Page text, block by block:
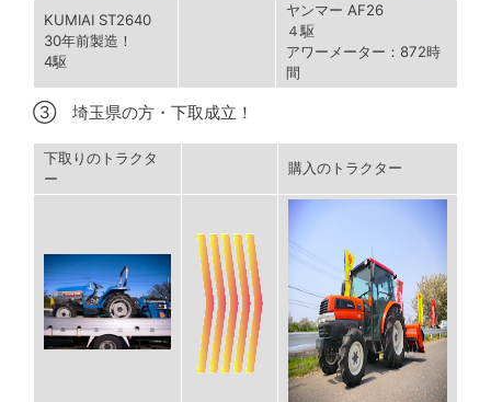
KUMIAI ST2640
30年前製造！
4駆
ヤンマー AF26
４駆
アワーメーター：872時
間
③ 埼玉県の方・下取成立！
下取りのトラクタ
ー
購入のトラクター